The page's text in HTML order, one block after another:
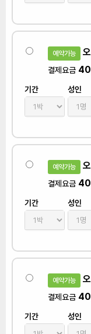
예약가능
결제요금
기간 성인
예약가능
결제요금
기간 성인
예약가능
결제요금
기간 성인